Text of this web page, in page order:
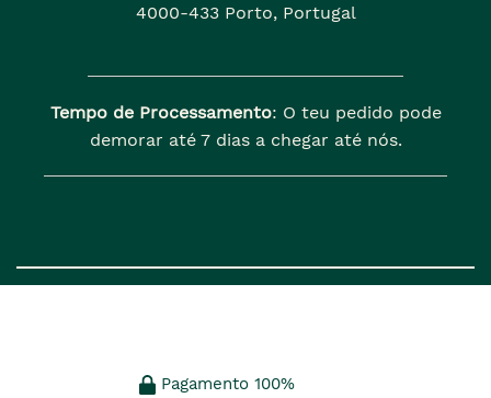
4000-433 Porto, Portugal
Tempo de Processamento: O teu pedido pode
demorar até 7 dias a chegar até nós.
Pagamento 100%